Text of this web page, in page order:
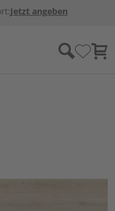
Jetzt angeben